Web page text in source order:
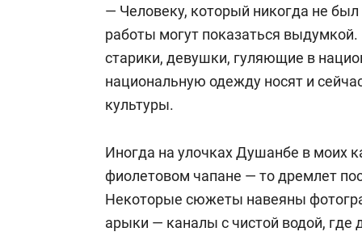
— Человеку, который никогда не
работы могут показаться
старики, девушки, гуляющие в
национальную одежду носят и
культуры.
Иногда на улочках Душанбе в моих
фиолетовом чапане — то дремлет
Некоторые сюжеты навеяны
арыки — каналы с чистой водой, где